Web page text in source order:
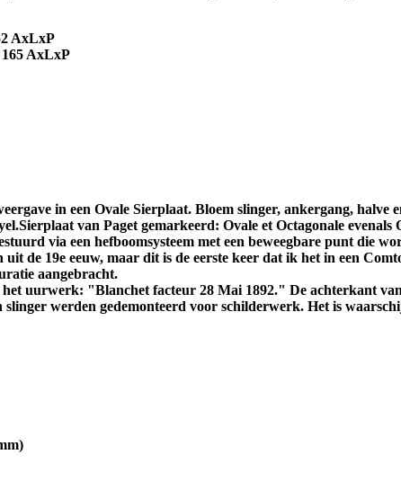
AxLxP
165 AxLxP
in een Ovale Sierplaat. Bloem slinger, ankergang,
van Paget gemarkeerd: Ovale et Octagonale evenals
via een hefboomsysteem met een beweegbare punt die
de 19e eeuw, maar dit is de eerste keer dat ik het in een
aangebracht.
uurwerk: "Blanchet facteur 28 Mai 1892." De achterkant
slinger werden gedemonteerd voor schilderwerk. Het is